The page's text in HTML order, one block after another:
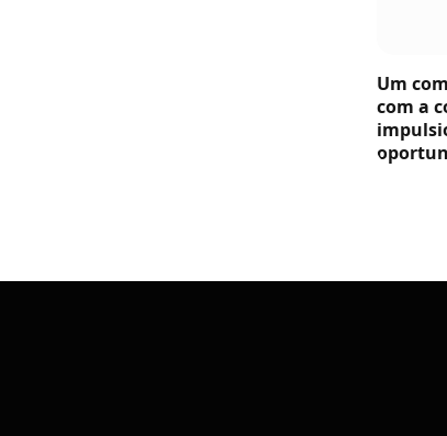
Um
com a